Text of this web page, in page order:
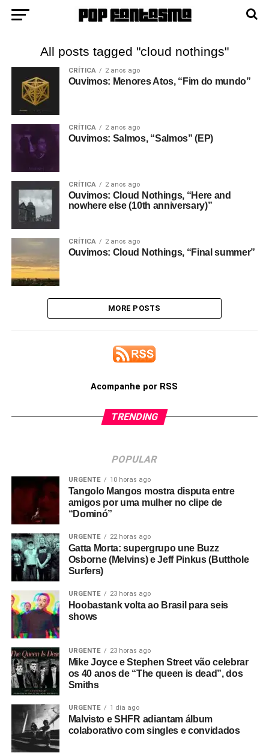
All posts tagged "cloud nothings"
CRÍTICA 2 anos ago
Ouvimos: Menores Atos, “Fim do mundo”
CRÍTICA 2 anos ago
Ouvimos: Salmos, “Salmos” (EP)
CRÍTICA 2 anos ago
Ouvimos: Cloud Nothings, “Here and
nowhere else (10th anniversary)”
CRÍTICA 2 anos ago
Ouvimos: Cloud Nothings, “Final summer”
MORE POSTS
Acompanhe por RSS
TRENDING
POPULAR
URGENTE 10 horas ago
Tangolo Mangos mostra disputa entre
amigos por uma mulher no clipe de
“Dominó”
URGENTE 22 horas ago
Gatta Morta: supergrupo une Buzz
Osborne (Melvins) e Jeff Pinkus (Butthole
Surfers)
URGENTE 23 horas ago
Hoobastank volta ao Brasil para seis
shows
URGENTE 23 horas ago
Mike Joyce e Stephen Street vão celebrar
os 40 anos de “The queen is dead”, dos
Smiths
URGENTE 1 dia ago
Malvisto e SHFR adiantam álbum
colaborativo com singles e convidados